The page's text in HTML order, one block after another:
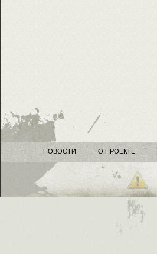
НОВОСТИ О ПРОЕКТЕ